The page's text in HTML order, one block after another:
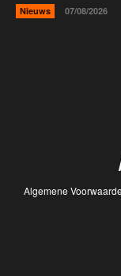
Nieuws 07/08/2026
Algemene